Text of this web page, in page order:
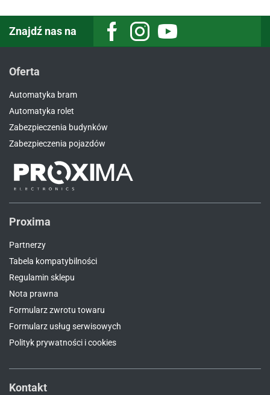
Znajdź nas na
Oferta
Automatyka bram
Automatyka rolet
Zabezpieczenia budynków
Zabezpieczenia pojazdów
Proxima
Partnerzy
Tabela kompatybilności
Regulamin sklepu
Nota prawna
Formularz zwrotu towaru
Formularz usług serwisowych
Polityk prywatności i cookies
Kontakt